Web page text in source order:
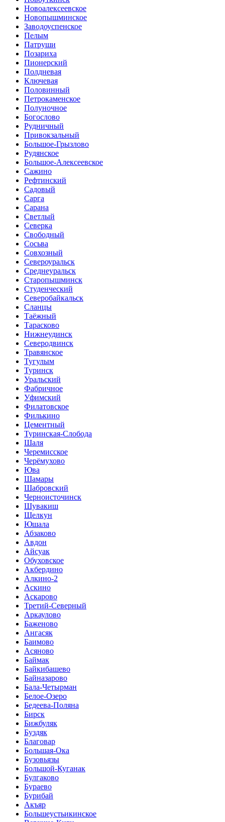
Новоалексеевское
Новопышминское
Заводоуспенское
Пелым
Патруши
Позариха
Пионерский
Полдневая
Ключевая
Половинный
Петрокаменское
Полуночное
Богослово
Рудничный
Привокзальный
Большое-Грызлово
Рудянское
Большое-Алексеевское
Сажино
Рефтинский
Садовый
Сарга
Сарана
Светлый
Северка
Свободный
Сосьва
Совхозный
Североуральск
Среднеуральск
Старопышминск
Студенческий
Северобайкальск
Сланцы
Таёжный
Тарасково
Нижнеудинск
Северодвинск
Травянское
Тугулым
Туринск
Уральский
Фабричное
Уфимский
Филатовское
Филькино
Цементный
Туринская-Слобода
Шаля
Черемисское
Черёмухово
Юва
Шамары
Шабровский
Черноисточинск
Шувакиш
Щелкун
Юшала
Абзаково
Авдон
Айсуак
Обуховское
Акбердино
Алкино-2
Аскино
Аскарово
Третий-Северный
Аркаулово
Баженово
Ангасяк
Баимово
Асяново
Баймак
Байкибашево
Байназарово
Бала-Четырман
Белое-Озеро
Бедеева-Поляна
Бирск
Бижбуляк
Буздяк
Благовар
Большая-Ока
Бузовьязы
Большой-Куганак
Булгаково
Бураево
Бурибай
Акъяр
Большеустьикинское